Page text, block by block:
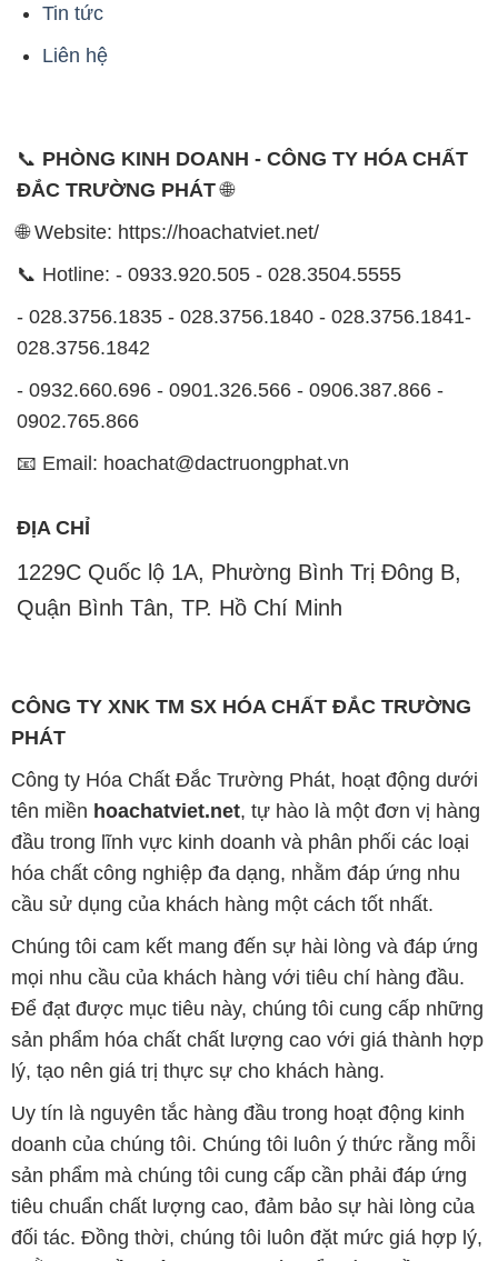
Tin tức
Liên hệ
📞 PHÒNG KINH DOANH - CÔNG TY HÓA CHẤT
ĐẮC TRƯỜNG PHÁT🌐
🌐 Website: https://hoachatviet.net/
📞 Hotline: - 0933.920.505 - 028.3504.5555
- 028.3756.1835 - 028.3756.1840 - 028.3756.1841-
028.3756.1842
- 0932.660.696 - 0901.326.566 - 0906.387.866 -
0902.765.866
📧 Email: hoachat@dactruongphat.vn
ĐỊA CHỈ
1229C Quốc lộ 1A, Phường Bình Trị Đông B,
Quận Bình Tân, TP. Hồ Chí Minh
CÔNG TY XNK TM SX HÓA CHẤT ĐẮC TRƯỜNG
PHÁT
Công ty Hóa Chất Đắc Trường Phát, hoạt động dưới
tên miền hoachatviet.net, tự hào là một đơn vị hàng
đầu trong lĩnh vực kinh doanh và phân phối các loại
hóa chất công nghiệp đa dạng, nhằm đáp ứng nhu
cầu sử dụng của khách hàng một cách tốt nhất.
Chúng tôi cam kết mang đến sự hài lòng và đáp ứng
mọi nhu cầu của khách hàng với tiêu chí hàng đầu.
Để đạt được mục tiêu này, chúng tôi cung cấp những
sản phẩm hóa chất chất lượng cao với giá thành hợp
lý, tạo nên giá trị thực sự cho khách hàng.
Uy tín là nguyên tắc hàng đầu trong hoạt động kinh
doanh của chúng tôi. Chúng tôi luôn ý thức rằng mỗi
sản phẩm mà chúng tôi cung cấp cần phải đáp ứng
tiêu chuẩn chất lượng cao, đảm bảo sự hài lòng của
đối tác. Đồng thời, chúng tôi luôn đặt mức giá hợp lý,